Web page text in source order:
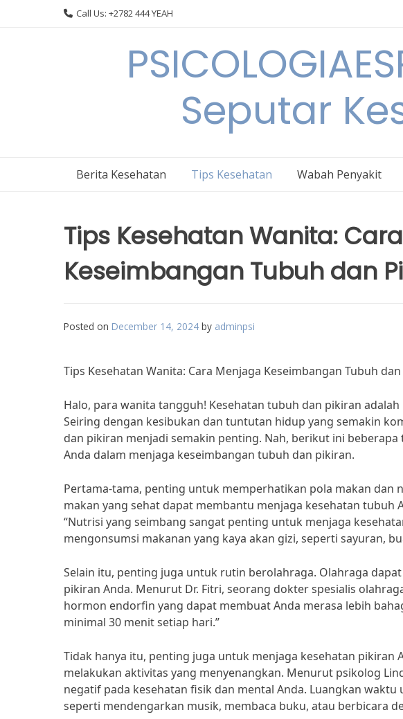
Call Us: +2782 444 YEAH
Seputar
Berita Kesehatan Tips Kesehatan Wabah Penyakit
Tips Kesehatan Wanita:
Keseimbangan Tubuh dan
Posted on December 14, 2024 by adminpsi
Tips Kesehatan Wanita: Cara Menjaga Keseimbangan Tubuh
Halo, para wanita tangguh! Kesehatan tubuh dan pikiran
Seiring dengan kesibukan dan tuntutan hidup yang semakin
dan pikiran menjadi semakin penting. Nah, berikut ini
Anda dalam menjaga keseimbangan tubuh dan pikiran.
Pertama-tama, penting untuk memperhatikan pola makan dan
makan yang sehat dapat membantu menjaga kesehatan tubuh
“Nutrisi yang seimbang sangat penting untuk menjaga
mengonsumsi makanan yang kaya akan gizi, seperti sayuran,
Selain itu, penting juga untuk rutin berolahraga. Olahraga
pikiran Anda. Menurut Dr. Fitri, seorang dokter spesialis
hormon endorfin yang dapat membuat Anda merasa lebih
minimal 30 menit setiap hari.”
Tidak hanya itu, penting juga untuk menjaga kesehatan pikiran
melakukan aktivitas yang menyenangkan. Menurut psikolog
negatif pada kesehatan fisik dan mental Anda. Luangkan
seperti mendengarkan musik, membaca buku, atau berbicara